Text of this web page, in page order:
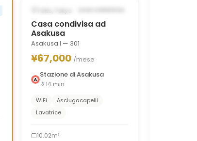
DISPONIBILE DAL AUG 14, 2026
Taito, Tokyo
Casa condivisa ad
Asakusa
Asakusa I — 301
¥67,000 /mese
Stazione di Asakusa
14 min
WiFi
Asciugacapelli
Lavatrice
10.02m²